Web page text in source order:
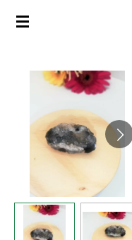
Ga
hoofdinhoud